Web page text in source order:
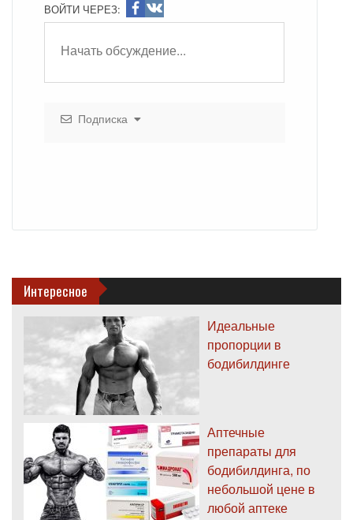
ВОЙТИ ЧЕРЕЗ:
Подписка
Интересное
Идеальные
пропорции в
бодибилдинге
Аптечные
препараты для
бодибилдинга, по
небольшой цене в
любой аптеке